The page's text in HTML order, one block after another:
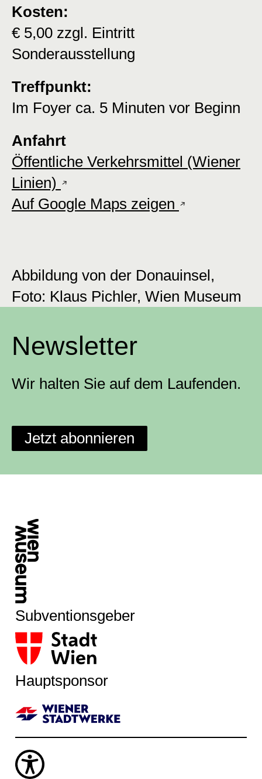
Kosten:
€ 5,00 zzgl. Eintritt
Sonderausstellung
Treffpunkt:
Im Foyer ca. 5 Minuten vor Beginn
Anfahrt
Öffentliche Verkehrsmittel (Wiener
Linien)
Auf Google Maps zeigen
Abbildung von der Donauinsel,
Foto: Klaus Pichler, Wien Museum
Newsletter
Wir halten Sie auf dem Laufenden.
Jetzt abonnieren
Subventionsgeber
Hauptsponsor